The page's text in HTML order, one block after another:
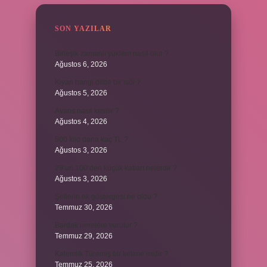
SON YAZILAR
Ağustos 6, 2026
Ağustos 5, 2026
Ağustos 4, 2026
Ağustos 3, 2026
Ağustos 3, 2026
Temmuz 30, 2026
Temmuz 29, 2026
Temmuz 25, 2026